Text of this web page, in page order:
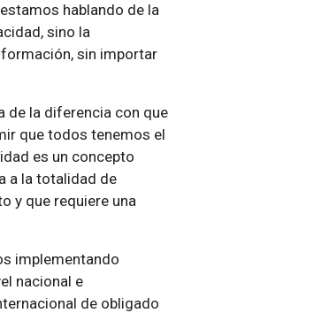
hablando de la
sino la
sin importar
de la diferencia con que
que todos tenemos el
es un concepto
a la totalidad de
y que requiere una
implementando
nacional e
de obligado